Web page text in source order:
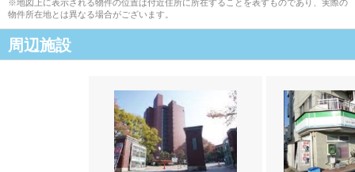
※地図上に表示される物件の位置は付近住所に所在することを表すものであり、実際の
物件所在地とは異なる場合がございます。
周辺施設